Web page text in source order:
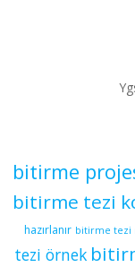
bitirme
bitirme tezi
hazırlanır bitirme tezi
tezi örnek